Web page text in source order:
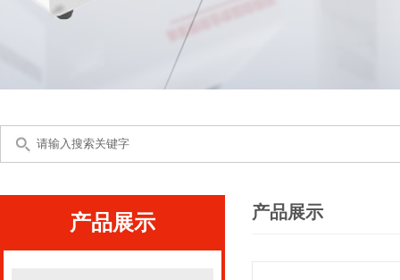
产品展示 产品展示